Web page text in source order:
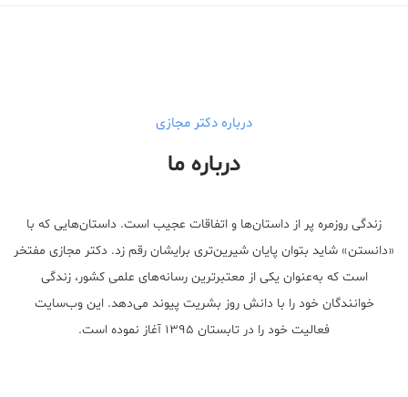
درباره دکتر مجازی
درباره ما
زندگی روزمره پر از داستان‌ها و اتفاقات عجیب است. داستان‌هایی که با
«دانستن» شاید بتوان پایان شیرین‌تری برایشان رقم زد. دکتر مجازی مفتخر
است که به‌عنوان یکی از معتبر‌ترین رسانه‌های علمی کشور، زندگی
خوانندگان خود را با دانش روز بشریت پیوند می‌دهد. این وب‌سایت
فعالیت خود را در تابستان ۱۳۹۵ آغاز نموده است.